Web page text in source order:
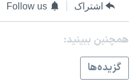
سفر پرزیدنت ترامپ به چین
اشتراک Follow us
همچنبن ببینید:
گزيده‌ها